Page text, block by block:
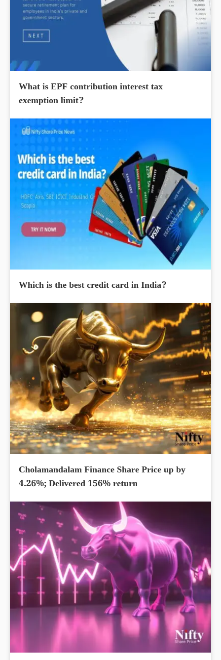
What is EPF contribution interest tax
exemption limit?
Which is the best credit card in India?
Cholamandalam Finance Share Price up by
4.26%; Delivered 156% return